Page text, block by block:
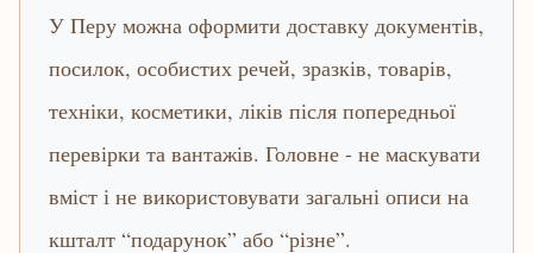
У Перу можна оформити доставку документів,
посилок, особистих речей, зразків, товарів,
техніки, косметики, ліків після попередньої
перевірки та вантажів. Головне - не маскувати
вміст і не використовувати загальні описи на
кшталт “подарунок” або “різне”.